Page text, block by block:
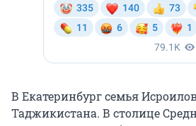
В Екатеринбург семья
Таджикистана. В столице